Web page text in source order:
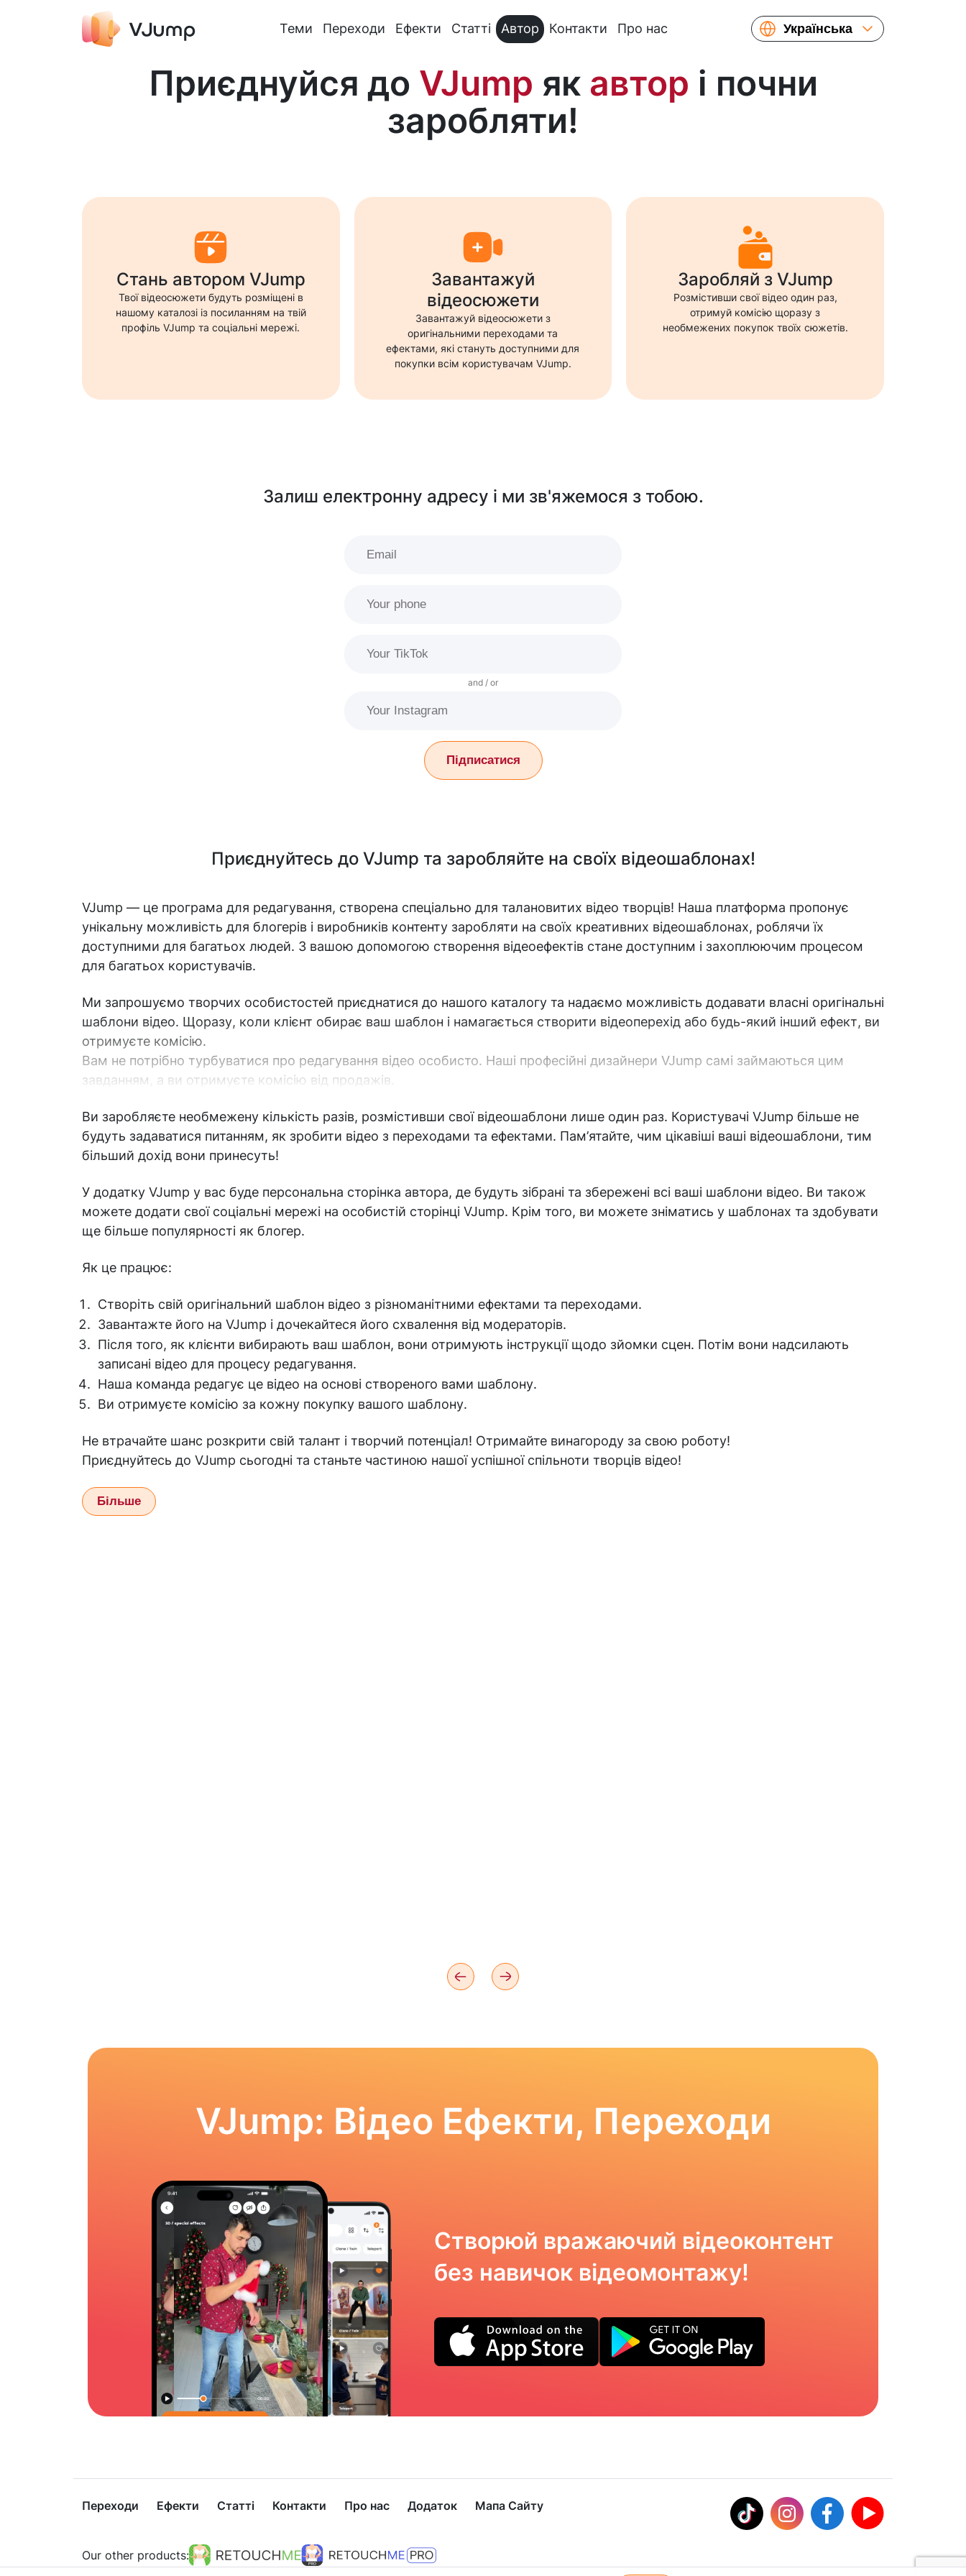
Теми Переходи Ефекти Статті Автор Контакти Про нас
Українська
Español
Русский
Приєднуйся до VJump як автор і почни
заробляти!
Стань автором VJump
Твої відеосюжети будуть розміщені в
нашому каталозі із посиланням на твій
профіль VJump та соціальні мережі.
Завантажуй
відеосюжети
Завантажуй відеосюжети з
оригінальними переходами та
ефектами, які стануть доступними для
покупки всім користувачам VJump.
Заробляй з VJump
Розмістивши свої відео один раз,
отримуй комісію щоразу з
необмежених покупок твоїх сюжетів.
Залиш електронну адресу і ми зв'яжемося з тобою.
and / or
Підписатися
Приєднуйтесь до VJump та заробляйте на своїх відеошаблонах!
VJump — це програма для редагування, створена спеціально для талановитих відео творців! Наша платформа пропонує
унікальну можливість для блогерів і виробників контенту заробляти на своїх креативних відеошаблонах, роблячи їх
доступними для багатьох людей. З вашою допомогою створення відеоефектів стане доступним і захоплюючим процесом
для багатьох користувачів.
Ми запрошуємо творчих особистостей приєднатися до нашого каталогу та надаємо можливість додавати власні оригінальні
шаблони відео. Щоразу, коли клієнт обирає ваш шаблон і намагається створити відеоперехід або будь-який інший ефект, ви
отримуєте комісію.
Вам не потрібно турбуватися про редагування відео особисто. Наші професійні дизайнери VJump самі займаються цим
завданням, а ви отримуєте комісію від продажів.
Ви заробляєте необмежену кількість разів, розмістивши свої відеошаблони лише один раз. Користувачі VJump більше не
будуть задаватися питанням, як зробити відео з переходами та ефектами. Пам’ятайте, чим цікавіші ваші відеошаблони, тим
більший дохід вони принесуть!
У додатку VJump у вас буде персональна сторінка автора, де будуть зібрані та збережені всі ваші шаблони відео. Ви також
можете додати свої соціальні мережі на особистій сторінці VJump. Крім того, ви можете зніматись у шаблонах та здобувати
ще більше популярності як блогер.
Як це працює:
Створіть свій оригінальний шаблон відео з різноманітними ефектами та переходами.
Завантажте його на VJump і дочекайтеся його схвалення від модераторів.
Після того, як клієнти вибирають ваш шаблон, вони отримують інструкції щодо зйомки сцен. Потім вони надсилають
записані відео для процесу редагування.
Наша команда редагує це відео на основі створеного вами шаблону.
Ви отримуєте комісію за кожну покупку вашого шаблону.
Не втрачайте шанс розкрити свій талант і творчий потенціал! Отримайте винагороду за свою роботу!
Приєднуйтесь до VJump сьогодні та станьте частиною нашої успішної спільноти творців відео!
Більше
VJump: Відео Ефекти, Переходи
Створюй вражаючий відеоконтент
без навичок відеомонтажу!
Переходи Ефекти Статті Контакти Про нас Додаток Мапа Сайту
Our other products: